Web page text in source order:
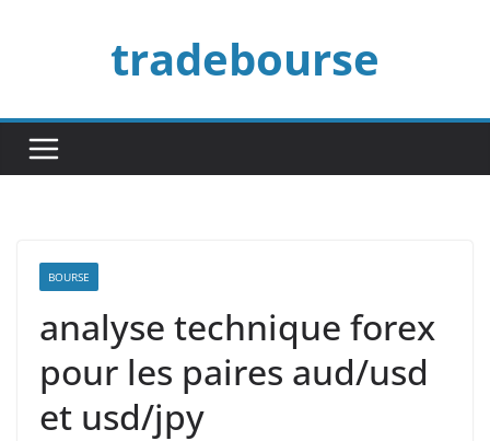
tradebourse
BOURSE
analyse technique forex
pour les paires aud/usd
et usd/jpy